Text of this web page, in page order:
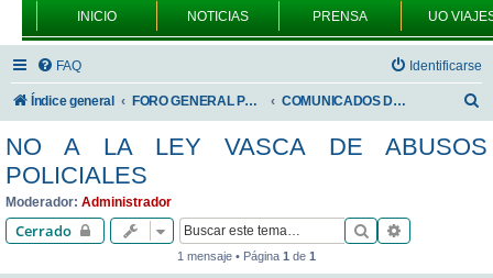
INICIO NOTICIAS PRENSA UO
FAQ Identificarse
Índice general FORO GENERAL PARA TODOS LOS USUARIOS COMUNICADOS DE LA UNIÓN DE OFICIALES
s
NO A LA LEY VASCA DE ABUSOS
POLICIALES
Moderador: Administrador
Cerrado Buscar
1 mensaje • Página 1 de 1